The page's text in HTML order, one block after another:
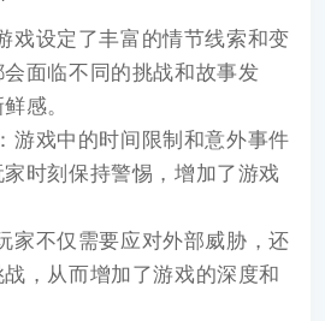
戏设定了丰富的情节线索和变
面临不同的挑战和故事发
感。
游戏中的时间限制和意外事件
时刻保持警惕，增加了游戏
家不仅需要应对外部威胁，还
，从而增加了游戏的深度和